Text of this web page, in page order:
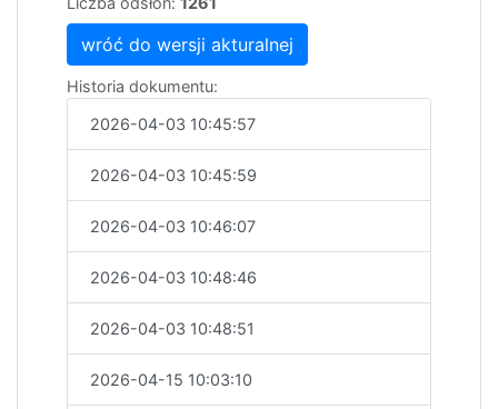
wróć do wersji akturalnej
Historia dokumentu:
2026-04-03 10:45:57
2026-04-03 10:45:59
2026-04-03 10:46:07
2026-04-03 10:48:46
2026-04-03 10:48:51
2026-04-15 10:03:10